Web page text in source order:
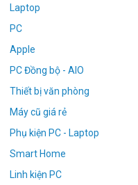
Laptop
PC
Apple
PC Đồng bộ - AIO
Thiết bị văn phòng
Máy cũ giá rẻ
Phụ kiện PC - Laptop
Smart Home
Linh kiện PC